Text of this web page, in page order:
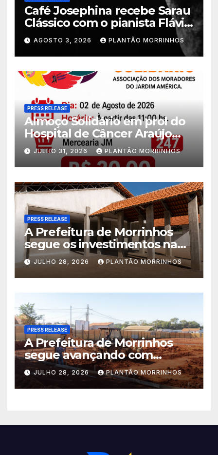
Café Josephina recebe Sarau
Clássico com o pianista Flávio
Varani nesta terça-feira
AGOSTO 3, 2026 PLANTÃO MORRINHOS
PRESS RELEASE
Almoço Solidário em prol do
Hospital de Câncer Araújo
Jorge é realizado no Jardim
América
JULHO 31, 2026 PLANTÃO MORRINHOS
PRESS RELEASE
A Prefeitura de Morrinhos
segue os investimentos na
educação. A obra da Escola
Municipal Eudóxio de
Figueiredo avança em ritmo
acelerado e já ganha forma.
JULHO 28, 2026 PLANTÃO MORRINHOS
PRESS RELEASE
A Prefeitura de Morrinhos
segue avançando com
importantes investimentos
no Setor Arca de Noé.
JULHO 28, 2026 PLANTÃO MORRINHOS